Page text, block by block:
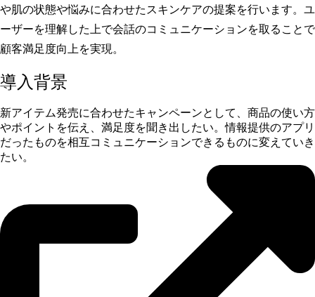
や肌の状態や悩みに合わせたスキンケアの提案を行います。ユ
ーザーを理解した上で会話のコミュニケーションを取ることで
顧客満足度向上を実現。
導入背景
新アイテム発売に合わせたキャンペーンとして、商品の使い方
やポイントを伝え、満足度を聞き出したい。情報提供のアプリ
だったものを相互コミュニケーションできるものに変えていき
たい。